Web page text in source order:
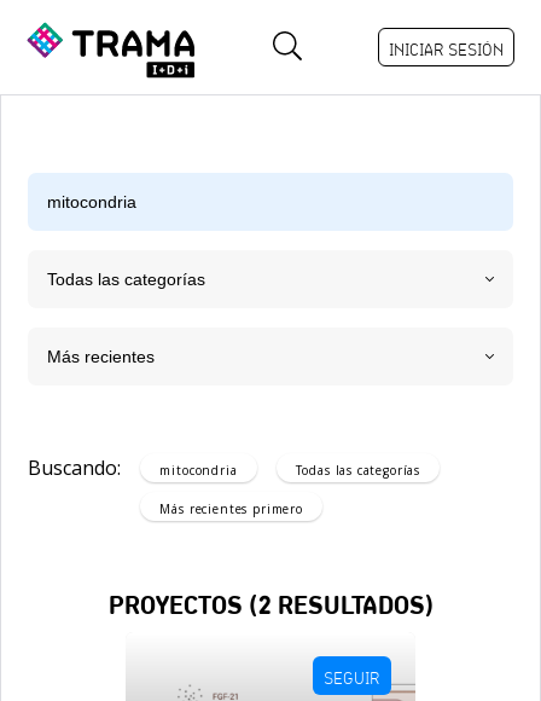
INICIAR SESIÓN
Todas las categorías
Más recientes
Buscando: mitocondria Todas las categorías
Más recientes primero
PROYECTOS (2 RESULTADOS)
SEGUIR